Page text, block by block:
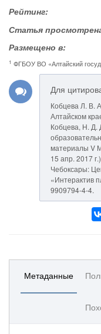
Рейтинг:
Статья
Размещено в:
1 ФГБОУ ВО «Алтайский
Для
Кобцева Л. В.
Алтайском
Кобцева, Н. Д.
материалы V
15 апр. 2017
Чебоксары:
«Интерактив
9909794-4-4.
Метаданные